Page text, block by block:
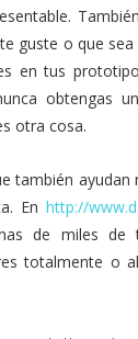
guste o que
en tus
obtengas
otra cosa.
también ayudan
Enhttp://
de miles de
totalmente o